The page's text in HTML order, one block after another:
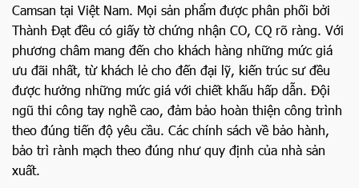
Camsan tại Việt Nam. Mọi sản phẩm được phân phối bởi
Thành Đạt đều có giấy tờ chứng nhận CO, CQ rõ ràng. Với
phương châm mang đến cho khách hàng những mức giá
ưu đãi nhất, từ khách lẻ cho đến đại lỹ, kiến trúc sư đều
được hưởng những mức giá với chiết khấu hấp dẫn. Đội
ngũ thi công tay nghề cao, đảm bảo hoàn thiện công trình
theo đúng tiến độ yêu cầu. Các chính sách về bảo hành,
bảo trì rành mạch theo đúng như quy định của nhà sản
xuất.